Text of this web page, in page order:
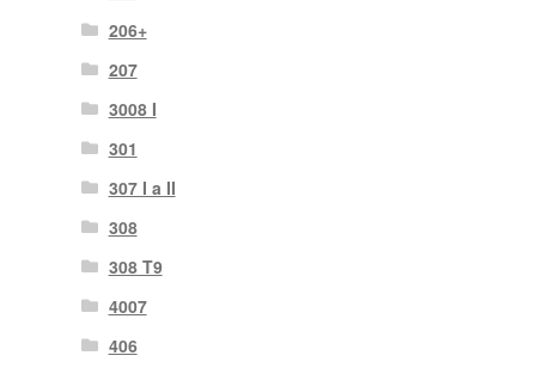
206+
207
3008 I
301
307 I a II
308
308 T9
4007
406